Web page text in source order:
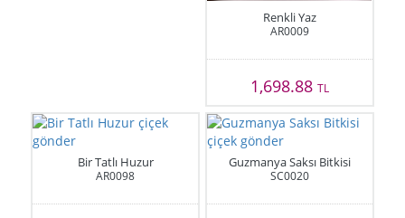
Renkli Yaz
AR0009
1,698.88 TL
Bir Tatlı Huzur
AR0098
Guzmanya Saksı Bitkisi
SC0020